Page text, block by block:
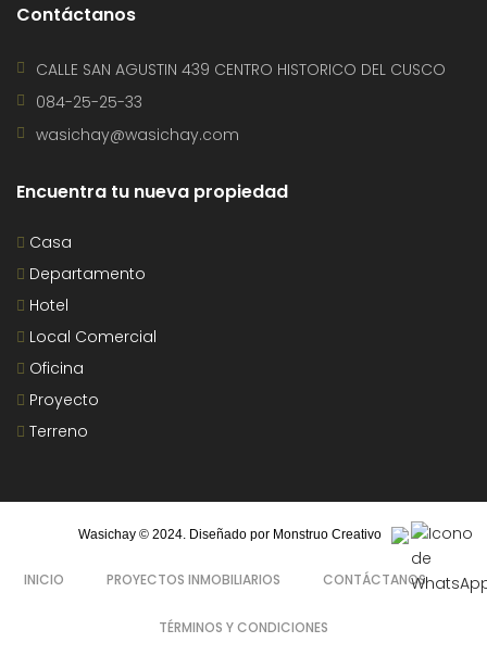
Contáctanos
CALLE SAN AGUSTIN 439 CENTRO HISTORICO DEL CUSCO
084-25-25-33
wasichay@wasichay.com
Encuentra tu nueva propiedad
Casa
Departamento
Hotel
Local Comercial
Oficina
Proyecto
Terreno
Wasichay © 2024. Diseñado por Monstruo Creativo
INICIO PROYECTOS INMOBILIARIOS CONTÁCTANOS
TÉRMINOS Y CONDICIONES